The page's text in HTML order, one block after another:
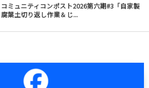
コミュニティコンポスト2026第六期#3「自家製
腐葉土切り返し作業＆じ...